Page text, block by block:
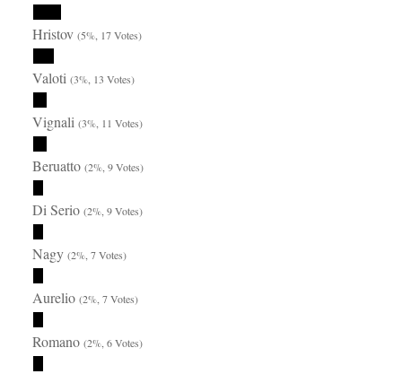
Hristov(5%, 17 Votes)
Valoti(3%, 13 Votes)
Vignali(3%, 11 Votes)
Beruatto(2%, 9 Votes)
Di Serio(2%, 9 Votes)
Nagy(2%, 7 Votes)
Aurelio(2%, 7 Votes)
Romano(2%, 6 Votes)